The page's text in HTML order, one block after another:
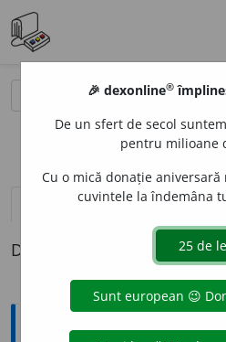
definiții (1) pronunțievolume_up (9)
Definiția cu ID-ul 949983:
Arhaisme și
🎉 dexonline®
De un sfert de secol
pentru milioane
Cu o mică donație
cuvintele la îndemâna